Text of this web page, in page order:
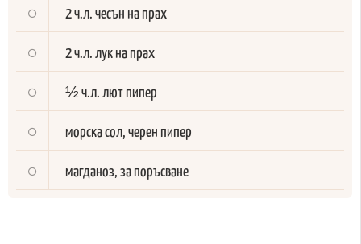
2 ч.л. чесън на прах
2 ч.л. лук на прах
½ ч.л. лют пипер
морска сол, черен пипер
магданоз, за поръсване